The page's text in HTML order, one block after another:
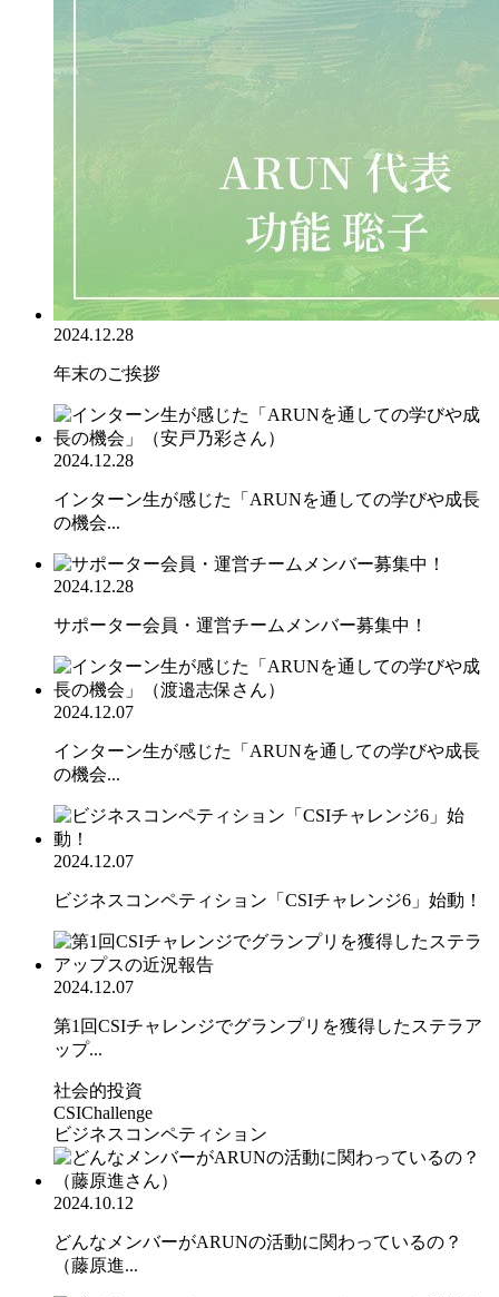
2024.12.28
年末のご挨拶
2024.12.28
インターン生が感じた「ARUNを通しての学びや成長
の機会...
2024.12.28
サポーター会員・運営チームメンバー募集中！
2024.12.07
インターン生が感じた「ARUNを通しての学びや成長
の機会...
2024.12.07
ビジネスコンペティション「CSIチャレンジ6」始動！
2024.12.07
第1回CSIチャレンジでグランプリを獲得したステラア
ップ...
社会的投資
CSIChallenge
ビジネスコンペティション
2024.10.12
どんなメンバーがARUNの活動に関わっているの？
（藤原進...